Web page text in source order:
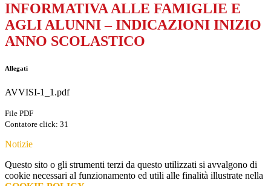
INFORMATIVA ALLE FAMIGLIE E
AGLI ALUNNI – INDICAZIONI INIZIO
ANNO SCOLASTICO
Allegati
AVVISI-1_1.pdf
File PDF
Contatore click: 31
Notizie
Questo sito o gli strumenti terzi da questo utilizzati si avvalgono di
cookie necessari al funzionamento ed utili alle finalità illustrate nella